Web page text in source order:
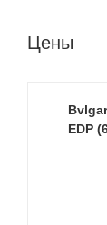
Цены
EDP